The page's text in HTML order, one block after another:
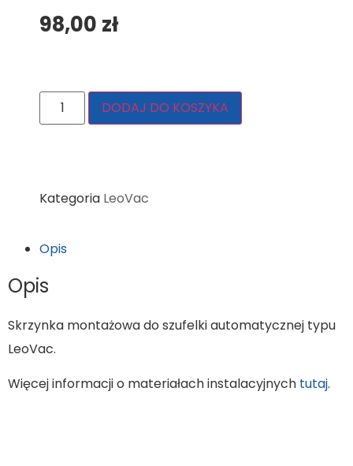
98,00 zł
DODAJ DO KOSZYKA
Kategoria LeoVac
Opis
Opis
Skrzynka montażowa do szufelki automatycznej typu
LeoVac.
Więcej informacji o materiałach instalacyjnych tutaj.